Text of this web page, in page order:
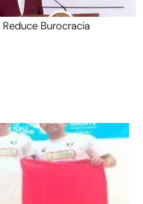
Burocracia